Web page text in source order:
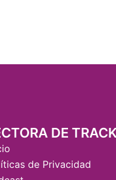
DE
de Privacidad